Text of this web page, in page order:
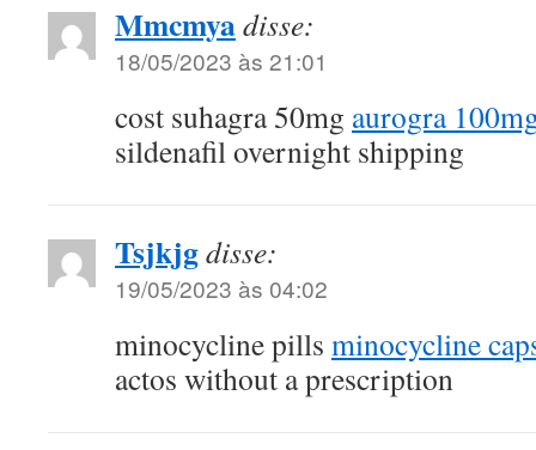
Mmcmyadisse:
18/05/2023 às 21:01
cost suhagra 50mg aurogra
sildenafil overnight shipping
Tsjkjgdisse:
19/05/2023 às 04:02
minocycline pills minocycline
actos without a prescription